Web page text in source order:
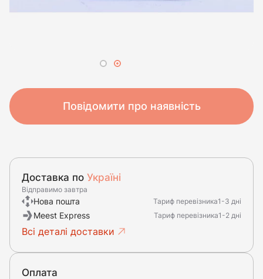
Повідомити про наявність
Доставка по Україні
Відправимо завтра
Нова пошта Тариф перевізника1-3 дні
Meest Express Тариф перевізника1-2 дні
Всі деталі доставки
Оплата